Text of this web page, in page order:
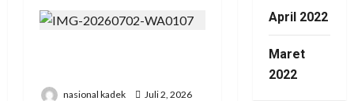
nasional kadek
Juli 2, 2026
April 2022
Maret
2022